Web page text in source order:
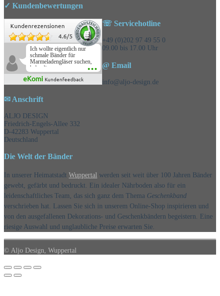
✓ Kundenbewertungen
Kundenrezensionen
4.6/5
Ich wollte eigentlich nur
schmale Bänder für
Marmeladengläser suchen,
habe die
Überraschungsbänder
mitbestellt und war positiv
eKomi Kundenfeedback
☏ Servicehotline
+49 (0)202 97 49 55 0
09.00 bis 17.00 Uhr
@ Email
info@aljo-design.de
✉ Anschrift
ALJO DESIGN
Friedrich-Engels-Allee 332
D-42283 Wuppertal
Deutschland
Die Welt der Bänder
In unserer Heimatstadt Wuppertal werden seit weit über 100 Jahren Bänder
gewebt, gefärbt und bedruckt. Ein idealer Nährboden also für ein
leidenschaftliches Team, das sich ganz dem Thema Geschenkband
verschrieben hat. Lassen Sie sich in unserem Online-Shop inspirieren und
von den ausgefallenen Dekorations- und Geschenkbändern begeistern. Eine
riesige Auswahl und unglaubliche Preise erwarten Sie.
© Aljo Design, Wuppertal